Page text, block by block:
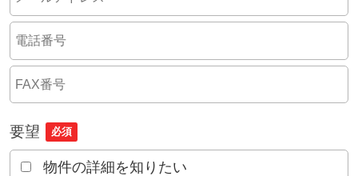
要望 必須
物件の詳細を知りたい